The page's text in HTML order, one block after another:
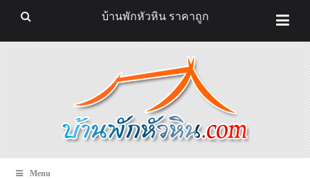
Menu
บ้านพักหัวหิน ราคาถูก